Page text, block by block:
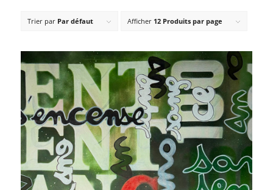
Trier par Par défaut Afficher 12 Produits par page